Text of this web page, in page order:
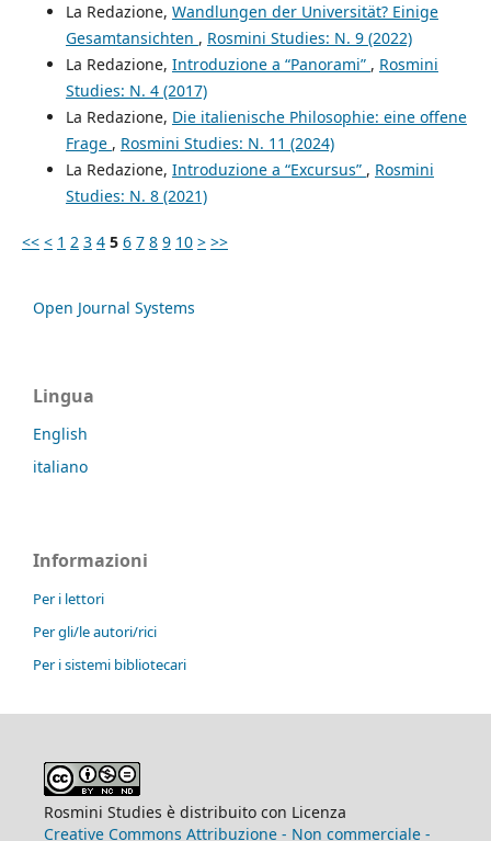
La Redazione, Wandlungen der Universität? Einige
Gesamtansichten , Rosmini Studies: N. 9 (2022)
La Redazione, Introduzione a “Panorami” , Rosmini
Studies: N. 4 (2017)
La Redazione, Die italienische Philosophie: eine offene
Frage , Rosmini Studies: N. 11 (2024)
La Redazione, Introduzione a “Excursus” , Rosmini
Studies: N. 8 (2021)
<< < 1 2 3 4 5 6 7 8 9 10 > >>
Open Journal Systems
Lingua
English
italiano
Informazioni
Per i lettori
Per gli/le autori/rici
Per i sistemi bibliotecari
Rosmini Studies è distribuito con Licenza
Creative Commons Attribuzione - Non commerciale -